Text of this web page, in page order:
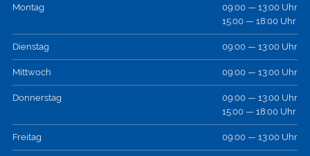
Montag
09:00 — 13:00 Uhr
15:00 — 18:00 Uhr
Dienstag 09:00 — 13:00 Uhr
Mittwoch 09:00 — 13:00 Uhr
Donnerstag
09:00 — 13:00 Uhr
15:00 — 18:00 Uhr
Freitag 09:00 — 13:00 Uhr